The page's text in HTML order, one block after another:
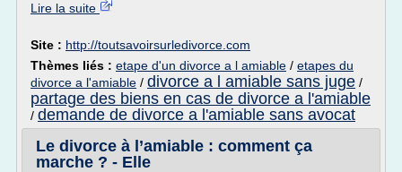
Lire la suite
Site : http://toutsavoirsurledivorce.com
Thèmes liés : etape d'un divorce a l amiable / etapes du
divorce a l'amiable / divorce a l amiable sans juge /
partage des biens en cas de divorce a l'amiable
/ demande de divorce a l'amiable sans avocat
Le divorce à l’amiable : comment ça
marche ? - Elle